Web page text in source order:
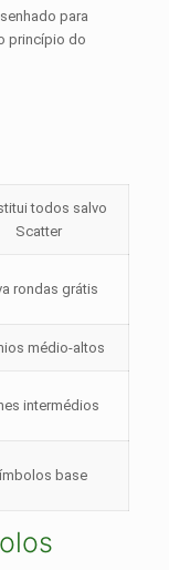
para
princípio do
todos salvo
Scatter
rondas grátis
médio-altos
intermédios
base